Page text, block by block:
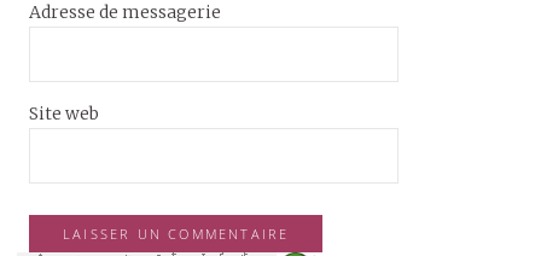
Adresse de messagerie
Site web